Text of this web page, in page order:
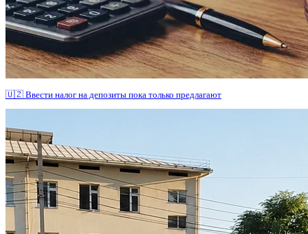
🇺🇿 Ввести налог на депозиты пока только предлагают